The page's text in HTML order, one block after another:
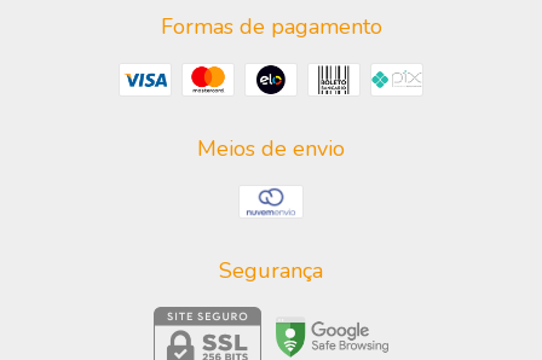
Formas de pagamento
Meios de envio
Segurança